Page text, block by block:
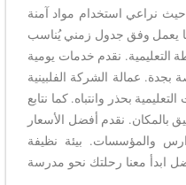
نراعي استخدام مواد آمنة
يعمل وفق جدول زمني يُناسب
التعليمية. نقدم خدمات يومية
عمالة الشركة الفلبينية
بحذر وانتباه. كما نتابع
بالمكان. نقدم أفضل الأسعار
والمؤسسات. بيئة نظيفة
ابدأ معنا رحلتك نحو مدرسة